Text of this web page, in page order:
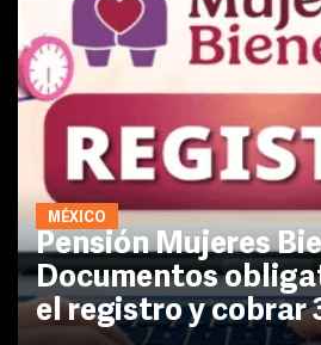
MÉXICO
Pensión Mujeres
Documentos
el registro y cobrar